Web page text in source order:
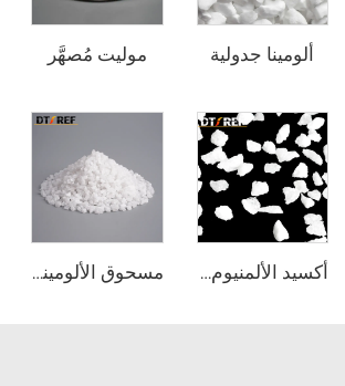
ألومينا جدولية موليت مُصهَّر
أكسيد الألمنيوم المصهور مسحوق الألومينا المصهور